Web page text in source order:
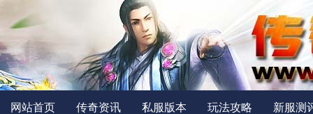
网站首页 传奇资讯 私服版本 玩法攻略 新服测